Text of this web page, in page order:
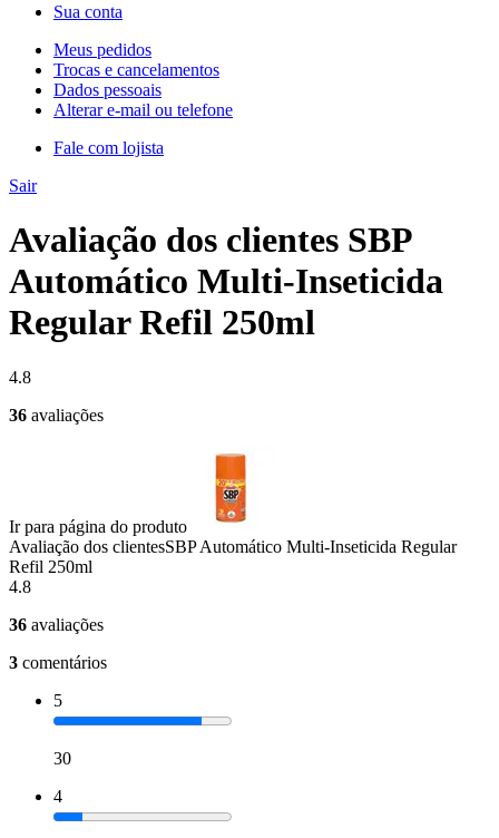
Sua conta
Meus pedidos
Trocas e cancelamentos
Dados pessoais
Alterar e-mail ou telefone
Fale com lojista
Sair
Avaliação dos clientes SBP
Automático Multi-Inseticida
Regular Refil 250ml
4.8
36 avaliações
Ir para página do produto
Avaliação dos clientesSBP Automático Multi-Inseticida Regular
Refil 250ml
4.8
36 avaliações
3 comentários
5
30
4